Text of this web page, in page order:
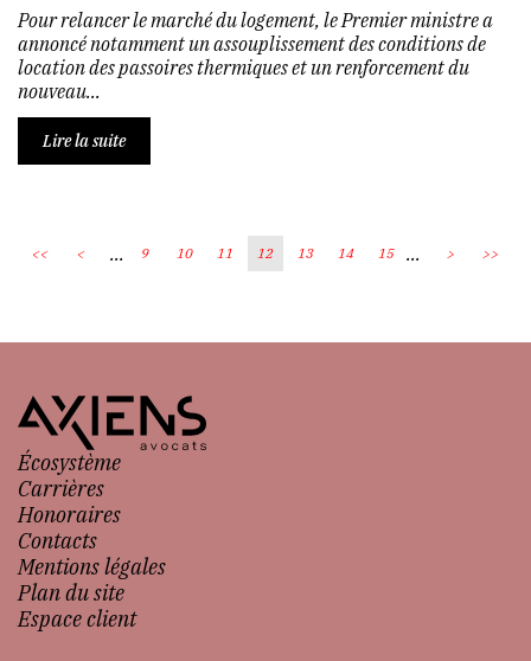
Pour relancer le marché du logement, le Premier ministre a
annoncé notamment un assouplissement des conditions de
location des passoires thermiques et un renforcement du
nouveau...
Lire la suite
<< < ... 9 10 11 12 13 14 15 ... > >>
Écosystème
Carrières
Honoraires
Contacts
Mentions légales
Plan du site
Espace client